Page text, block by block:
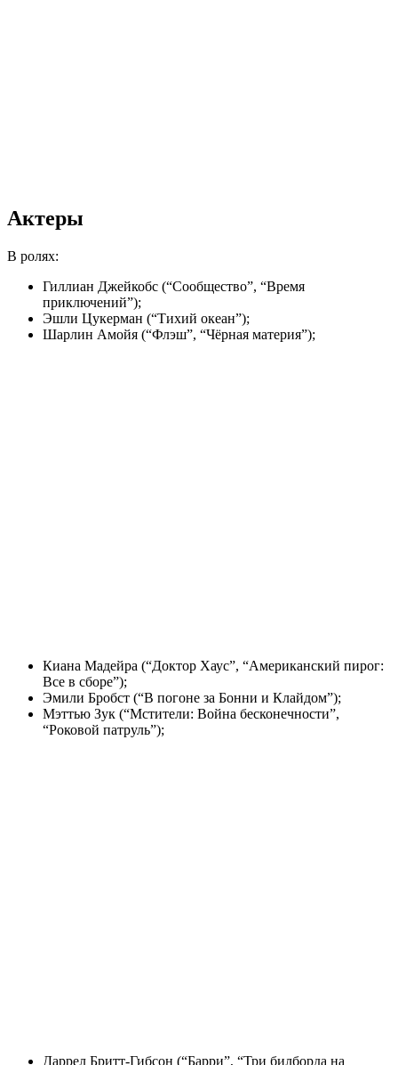
Актеры
В ролях:
Гиллиан Джейкобс (“Сообщество”, “Время
приключений”);
Эшли Цукерман (“Тихий океан”);
Шарлин Амойя (“Флэш”, “Чёрная материя”);
Киана Мадейра (“Доктор Хаус”, “Американский пирог:
Все в сборе”);
Эмили Бробст (“В погоне за Бонни и Клайдом”);
Мэттью Зук (“Мстители: Война бесконечности”,
“Роковой патруль”);
Даррел Бритт-Гибсон (“Барри”, “Три билборда на